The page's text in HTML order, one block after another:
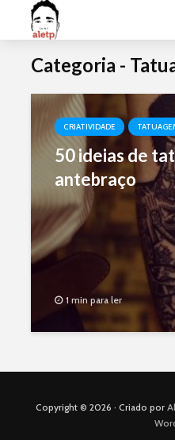
Categoria -
CRIATIVIDADE
50 ideias de
antebraço
1 min para ler
Copyright © 2026 · Criado por